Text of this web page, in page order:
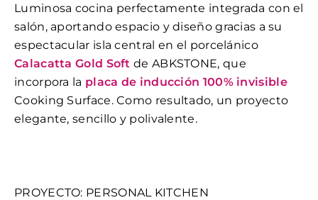
Luminosa cocina perfectamente integrada con el
salón, aportando espacio y diseño gracias a su
espectacular isla central en el porcelánico
Calacatta Gold Soft de ABKSTONE, que
incorpora la placa de inducción 100% invisible
Cooking Surface. Como resultado, un proyecto
elegante, sencillo y polivalente.
PROYECTO: PERSONAL KITCHEN